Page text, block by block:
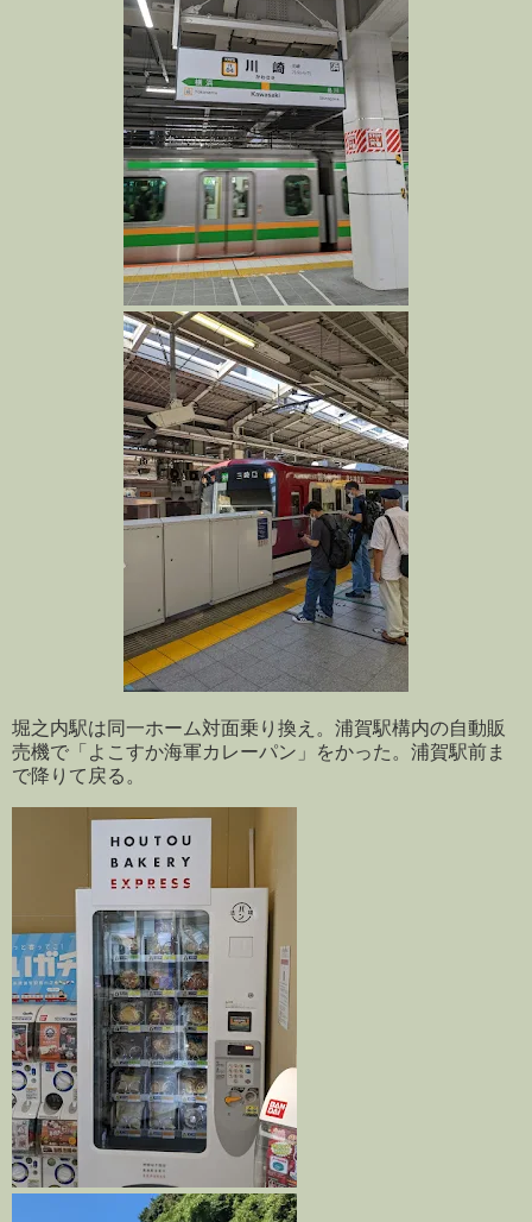
堀之内駅は同一ホーム対面乗り換え。浦賀駅構内の自動販
売機で「よこすか海軍カレーパン」をかった。浦賀駅前ま
で降りて戻る。